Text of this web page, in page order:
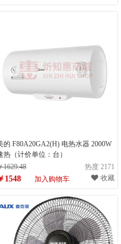
的 F80A20GA2(H) 电热水器 2000W
热（计价单位：台）
1629.48
热度 2171
1548 加入购物车 收藏